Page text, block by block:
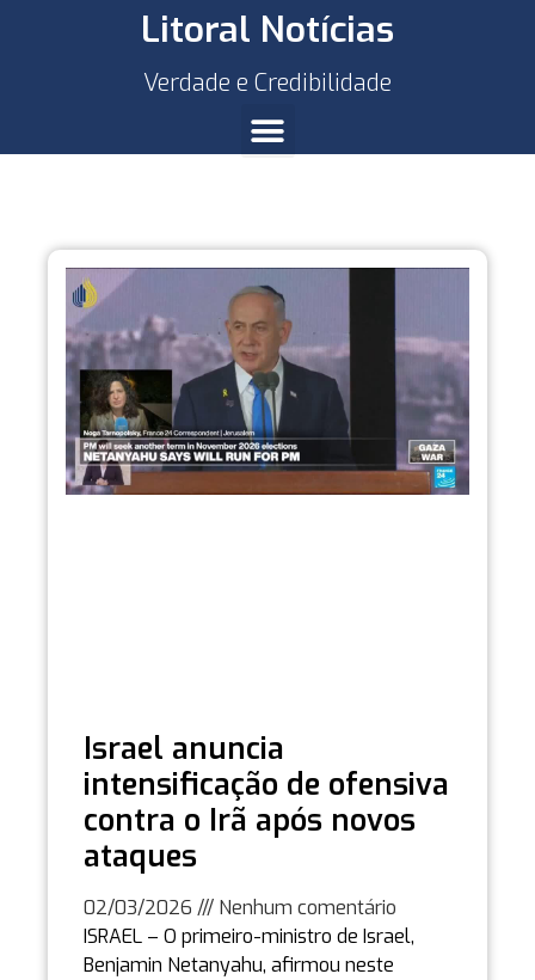
Litoral Notícias
Verdade e Credibilidade
Israel anuncia
intensificação de ofensiva
contra o Irã após novos
ataques
02/03/2026
Nenhum comentário
ISRAEL – O primeiro-ministro de Israel,
Benjamin Netanyahu, afirmou neste